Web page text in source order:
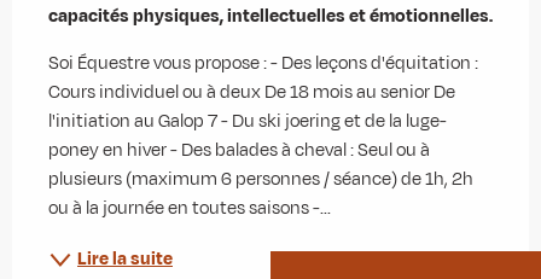
capacités physiques, intellectuelles et émotionnelles.
Soi Équestre vous propose : - Des leçons d'équitation :
Cours individuel ou à deux De 18 mois au senior De
l'initiation au Galop 7 - Du ski joering et de la luge-
poney en hiver - Des balades à cheval : Seul ou à
plusieurs (maximum 6 personnes / séance) de 1h, 2h
ou à la journée en toutes saisons -...
Lire la suite